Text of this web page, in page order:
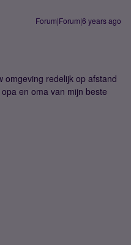
Forum|Forum|6 years ago
omgeving redelijk op afstand
en oma van mijn beste